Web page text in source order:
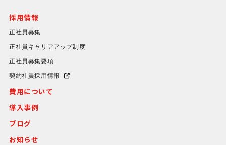
採用情報
正社員募集
正社員キャリアアップ制度
正社員募集要項
契約社員採用情報
費用について
導入事例
ブログ
お知らせ